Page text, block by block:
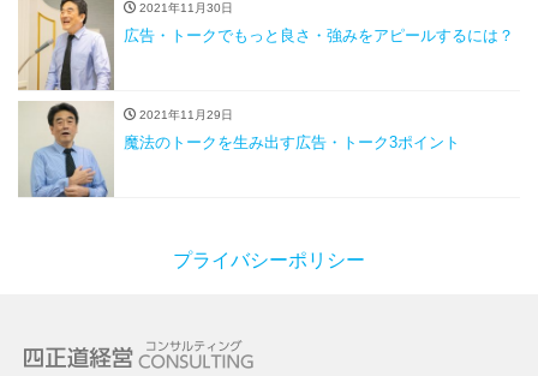
2021年11月30日
広告・トークでもっと良さ・強みをアピールするには？
2021年11月29日
魔法のトークを生み出す広告・トーク3ポイント
プライバシーポリシー